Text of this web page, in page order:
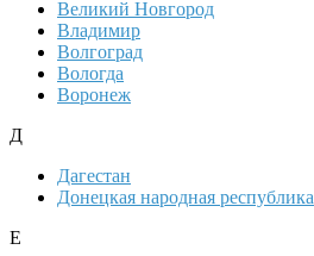
Великий Новгород
Владимир
Волгоград
Вологда
Воронеж
Д
Дагестан
Донецкая народная республика
Е